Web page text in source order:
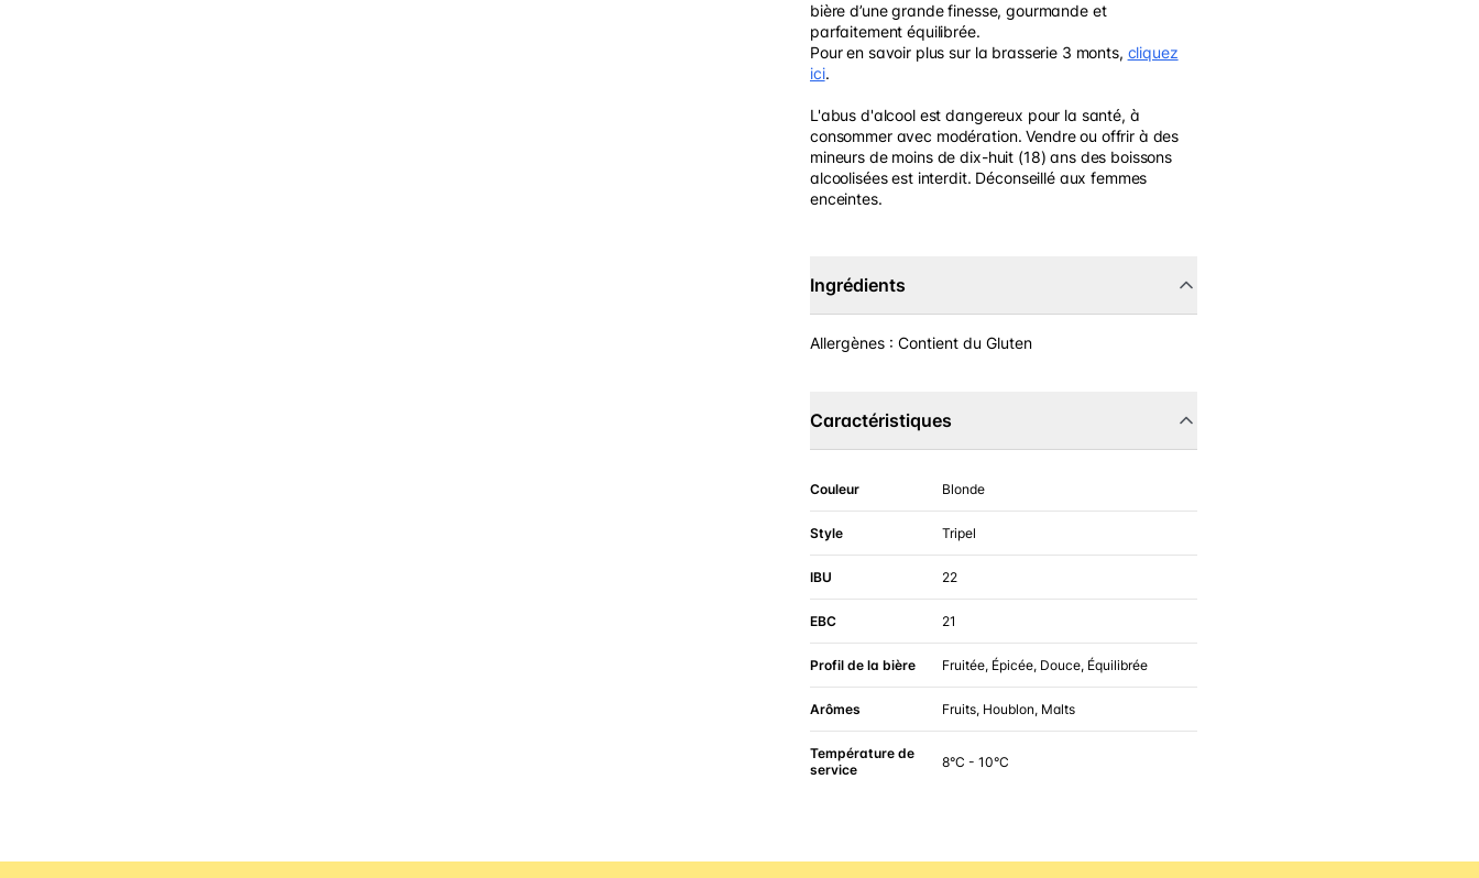
bière d’une grande finesse, gourmande et
parfaitement équilibrée.
Pour en savoir plus sur la brasserie 3 monts, cliquez
ici.
L'abus d'alcool est dangereux pour la santé, à
consommer avec modération. Vendre ou offrir à des
mineurs de moins de dix-huit (18) ans des boissons
alcoolisées est interdit. Déconseillé aux femmes
enceintes.
Ingrédients
Allergènes : Contient du Gluten
Caractéristiques
Couleur Blonde
Style Tripel
IBU 22
EBC 21
Profil de la bière Fruitée, Épicée, Douce, Équilibrée
Arômes Fruits, Houblon, Malts
Température de
service
8°C - 10°C